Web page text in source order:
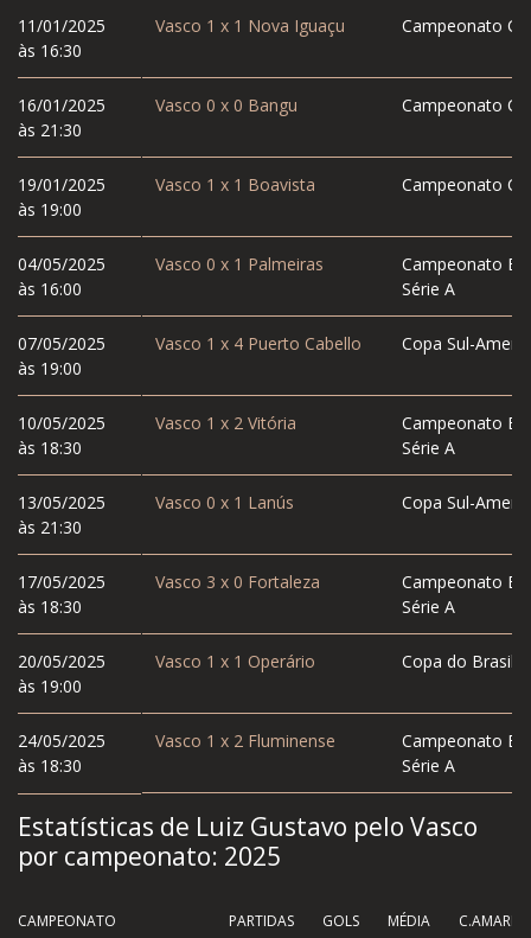
11/01/2025
às 16:30
16/01/2025
às 21:30
19/01/2025
às 19:00
04/05/2025
às 16:00
07/05/2025
às 19:00
10/05/2025
às 18:30
13/05/2025
às 21:30
17/05/2025
às 18:30
20/05/2025
às 19:00
24/05/2025
às 18:30
Vasco 1 x 1 Nova Iguaçu Campeonato
Vasco 0 x 0 Bangu Campeonato
Vasco 1 x 1 Boavista Campeonato
Vasco 0 x 1 Palmeiras
Campeonato
Série A
Vasco 1 x 4Puerto Cabello Copa Sul-
Vasco 1 x 2Vitória
Campeonato
Série A
Vasco 0 x 1 Lanús Copa Sul-
Vasco 3 x 0 Fortaleza
Campeonato
Série A
Vasco 1 x 1 Operário Copa do Brasil
Vasco 1 x 2Fluminense
Campeonato
Série A
Estatísticas de Luiz Gustavo pelo Vasco
por campeonato: 2025
CAMPEONATO PARTIDAS GOLS MÉDIA